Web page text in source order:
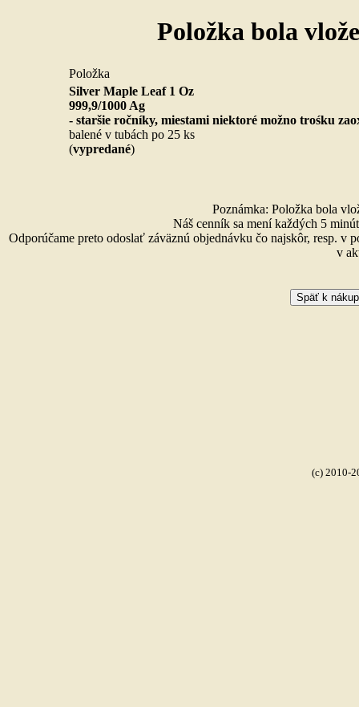
Položka bola
Položka
Silver Maple Leaf 1 Oz
999,9/1000 Ag
- staršie ročníky, miestami niektoré možno trośku
balené v tubách po 25 ks
(vypredané)
Poznámka: Položka bola
Náš cenník sa mení každých 5
Odporúčame preto odoslať záväznú objednávku čo najskôr, resp. v
v
(c) 2010-